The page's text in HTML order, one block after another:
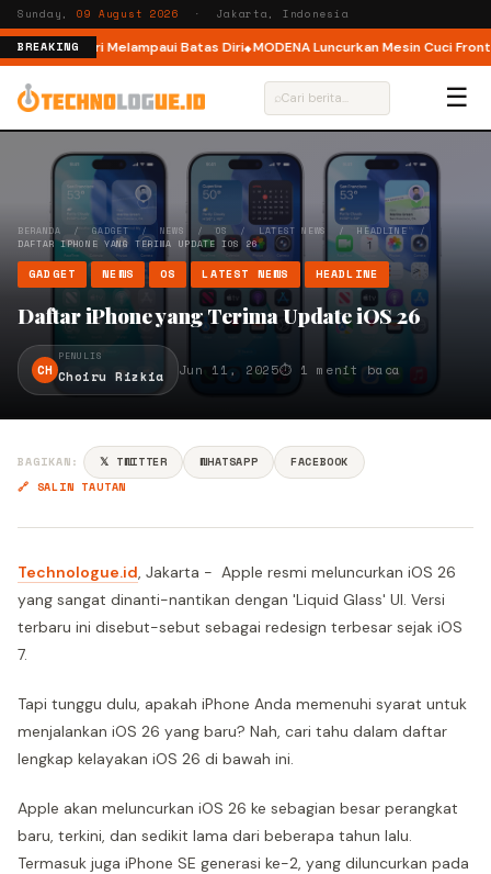
Sunday, 09 August 2026 · Jakarta, Indonesia
BREAKING
Ajak Pelari Melampaui Batas Diri MODENA Luncurkan Mesin Cuci Front
⌕ ☰
BERANDA / GADGET/ NEWS / OS / LATEST NEWS /HEADLINE/
DAFTAR IPHONE YANG TERIMA UPDATE IOS 26
GADGET NEWS OS LATEST NEWS HEADLINE
Daftar iPhone yang Terima Update iOS 26
CH
PENULIS
Choiru Rizkia Jun 11, 2025⏱ 1 menit baca
BAGIKAN: 𝕏 TWITTER WHATSAPP
FACEBOOK
🔗 SALIN TAUTAN
Technologue.id, Jakarta - Apple resmi meluncurkan iOS 26
yang sangat dinanti-nantikan dengan 'Liquid Glass' UI. Versi
terbaru ini disebut-sebut sebagai redesign terbesar sejak iOS
7.
Tapi tunggu dulu, apakah iPhone Anda memenuhi syarat untuk
menjalankan iOS 26 yang baru? Nah, cari tahu dalam daftar
lengkap kelayakan iOS 26 di bawah ini.
Apple akan meluncurkan iOS 26 ke sebagian besar perangkat
baru, terkini, dan sedikit lama dari beberapa tahun lalu.
Termasuk juga iPhone SE generasi ke-2, yang diluncurkan pada